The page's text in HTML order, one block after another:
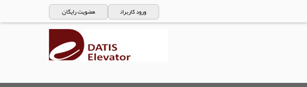
ورود کاربران عضویت رایگان